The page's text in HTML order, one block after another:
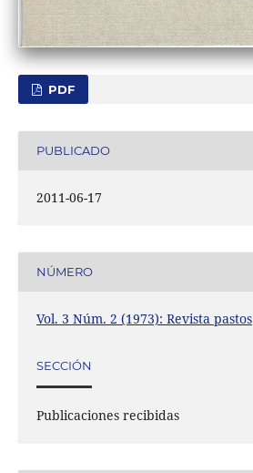
PDF
PUBLICADO
2011-06-17
NÚMERO
Vol. 3 Núm. 2 (1973): Revista pastos
SECCIÓN
Publicaciones recibidas